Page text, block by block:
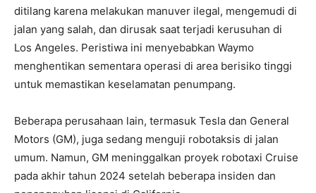
ditilang karena melakukan manuver ilegal, mengemudi di
jalan yang salah, dan dirusak saat terjadi kerusuhan di
Los Angeles. Peristiwa ini menyebabkan Waymo
menghentikan sementara operasi di area berisiko tinggi
untuk memastikan keselamatan penumpang.
Beberapa perusahaan lain, termasuk Tesla dan General
Motors (GM), juga sedang menguji robotaksis di jalan
umum. Namun, GM meninggalkan proyek robotaxi Cruise
pada akhir tahun 2024 setelah beberapa insiden dan